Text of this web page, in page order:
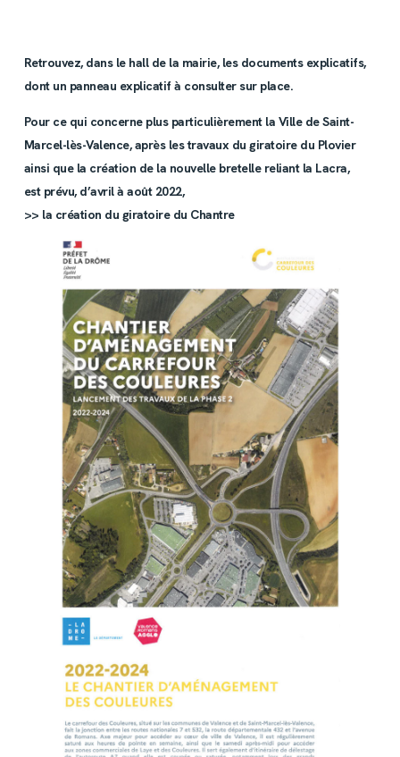
Retrouvez, dans le hall de la mairie, les documents explicatifs,
dont un panneau explicatif à consulter sur place.
Pour ce qui concerne plus particulièrement la Ville de Saint-
Marcel-lès-Valence, après les travaux du giratoire du Plovier
ainsi que la création de la nouvelle bretelle reliant la Lacra,
est prévu, d’avril à août 2022,
>> la création du giratoire du Chantre